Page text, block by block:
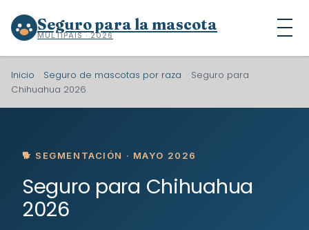
Seguro para la mascota
MULTIPAÍS · 2026
Inicio Seguro de mascotas por raza
Seguro para
Chihuahua 2026
🐕 SEGMENTACIÓN · MAYO 2026
Seguro para Chihuahua
2026